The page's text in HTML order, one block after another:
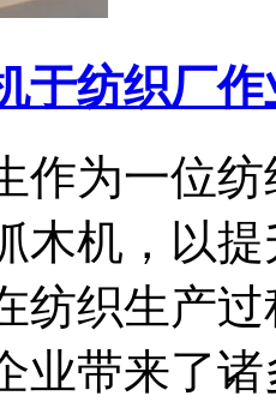
于纺织厂
作为一位
木机，以
纺织生产
业带来了